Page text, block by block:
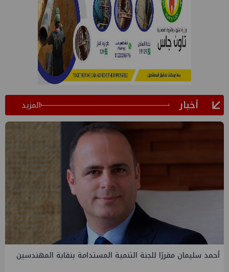
أخبار المزيد
أحمد سليمان مقررًا للجنة التنمية المستدامة بنقابة المهندسين